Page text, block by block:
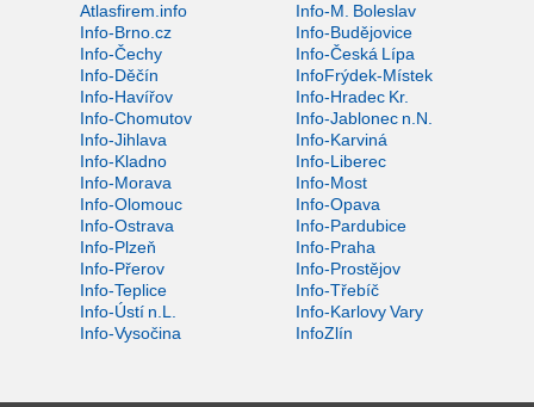
Atlasfirem.info
Info-M. Boleslav
Info-Brno.cz
Info-Budějovice
Info-Čechy
Info-Česká Lípa
Info-Děčín
InfoFrýdek-Místek
Info-Havířov
Info-Hradec Kr.
Info-Chomutov
Info-Jablonec n.N.
Info-Jihlava
Info-Karviná
Info-Kladno
Info-Liberec
Info-Morava
Info-Most
Info-Olomouc
Info-Opava
Info-Ostrava
Info-Pardubice
Info-Plzeň
Info-Praha
Info-Přerov
Info-Prostějov
Info-Teplice
Info-Třebíč
Info-Ústí n.L.
Info-Karlovy Vary
Info-Vysočina
InfoZlín